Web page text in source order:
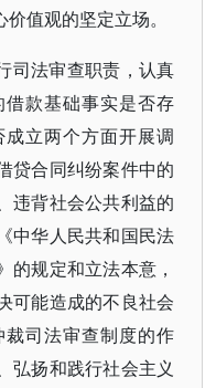
值观的坚定立场。
司法审查职责，认真
款基础事实是否存
立两个方面开展调
贷合同纠纷案件中的
违背社会公共利益的
中华人民共和国民法
的规定和立法本意，
可能造成的不良社会
司法审查制度的作
弘扬和践行社会主义